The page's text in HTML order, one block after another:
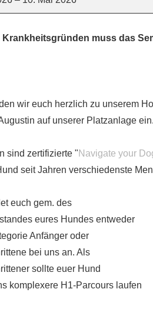
Krankheitsgründen muss das
wir euch herzlich zu unserem
auf unserer Platzanlage ein.
sind zertifizierte "Navigate your
seit Jahren verschiedenste
euch gem. des
eures Hundes entweder
Anfänger oder
bei uns an. Als
sollte euer Hund
komplexere H1-Parcours laufen